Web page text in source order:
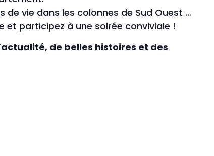
de vie dans les colonnes de Sud Ouest …
et participez à une soirée conviviale !
de belles histoires et des